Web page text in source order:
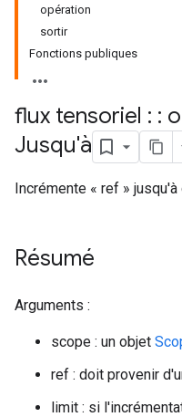
opération
sortir
Fonctions publiques
flux tensoriel : :
Jusqu'à
Incrémente « ref »
Résumé
Arguments :
scope : un objet
ref : doit provenir
limit : si